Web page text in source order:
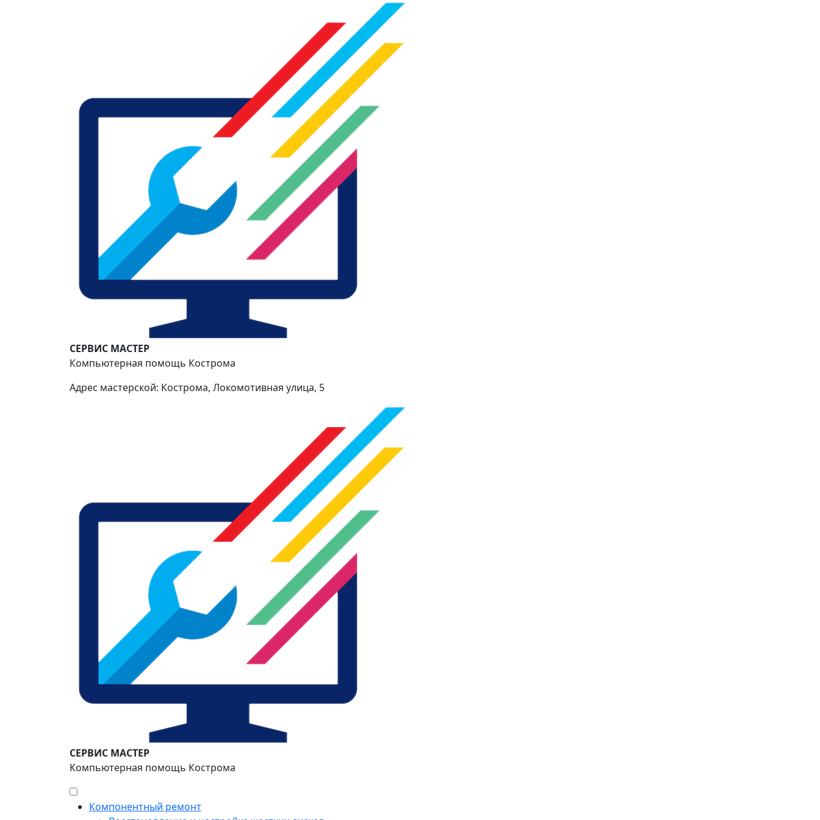
СЕРВИС МАСТЕР
Компьютерная помощь Кострома
Адрес мастерской: Кострома, Локомотивная улица, 5
СЕРВИС МАСТЕР
Компьютерная помощь Кострома
Компонентный ремонт